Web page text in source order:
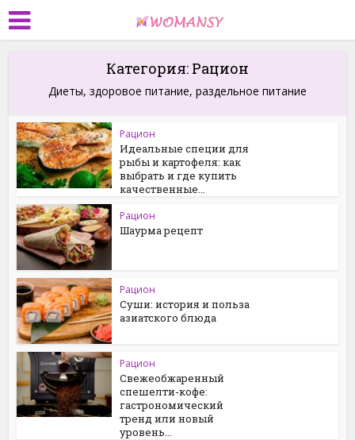
Категория: Рацион
Диеты, здоровое питание, раздельное питание
Рацион
Идеальные специи для
рыбы и картофеля: как
выбрать и где купить
качественные...
Рацион
Шаурма рецепт
Рацион
Суши: история и польза
азиатского блюда
Рацион
Свежеобжаренный
спешелти-кофе:
гастрономический
тренд или новый
уровень...